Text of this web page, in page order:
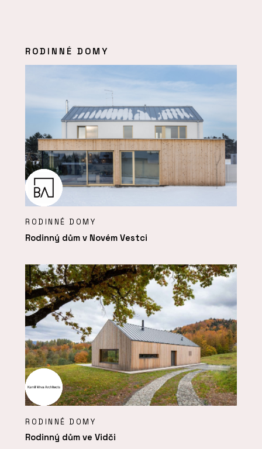
RODINNÉ DOMY
RODINNÉ DOMY
Rodinný dům v Novém Vestci
RODINNÉ DOMY
Rodinný dům ve Vidči